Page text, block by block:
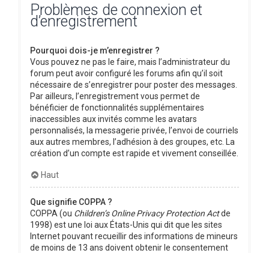
Problèmes de connexion et
d’enregistrement
Pourquoi dois-je m’enregistrer ?
Vous pouvez ne pas le faire, mais l’administrateur du
forum peut avoir configuré les forums afin qu’il soit
nécessaire de s’enregistrer pour poster des messages.
Par ailleurs, l’enregistrement vous permet de
bénéficier de fonctionnalités supplémentaires
inaccessibles aux invités comme les avatars
personnalisés, la messagerie privée, l’envoi de courriels
aux autres membres, l’adhésion à des groupes, etc. La
création d’un compte est rapide et vivement conseillée.
Haut
Que signifie COPPA ?
COPPA (ou Children’s Online Privacy Protection Actde
1998) est une loi aux États-Unis qui dit que les sites
Internet pouvant recueillir des informations de mineurs
de moins de 13 ans doivent obtenir le consentement